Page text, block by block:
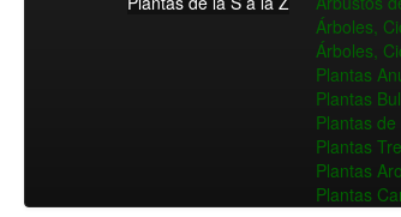
Árboles,
Árboles,
Plantas
Plantas
Plantas
Plantas
Plantas
Plantas